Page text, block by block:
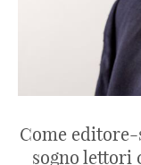
Come
sogno lettori